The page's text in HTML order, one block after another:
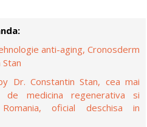
anti-aging, Cronosderm
Dr. Constantin Stan, cea mai
de medicina regenerativa si
oficial deschisa in